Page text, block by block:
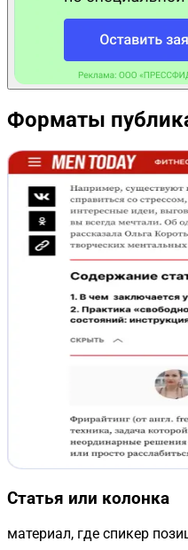
Форматы
Статья или колонка
материал, где спикер